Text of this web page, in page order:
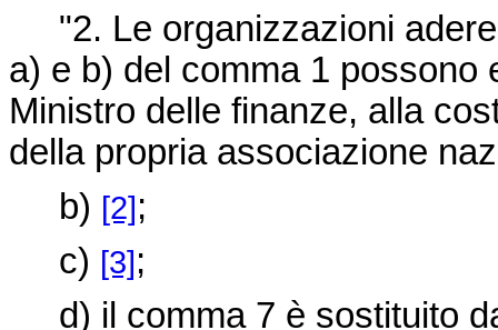
"2. Le organizzazioni
a) e b) del comma 1
Ministro delle finanze, alla
della propria associazione
b) [2];
c) [3];
d) il comma 7 è sostituito